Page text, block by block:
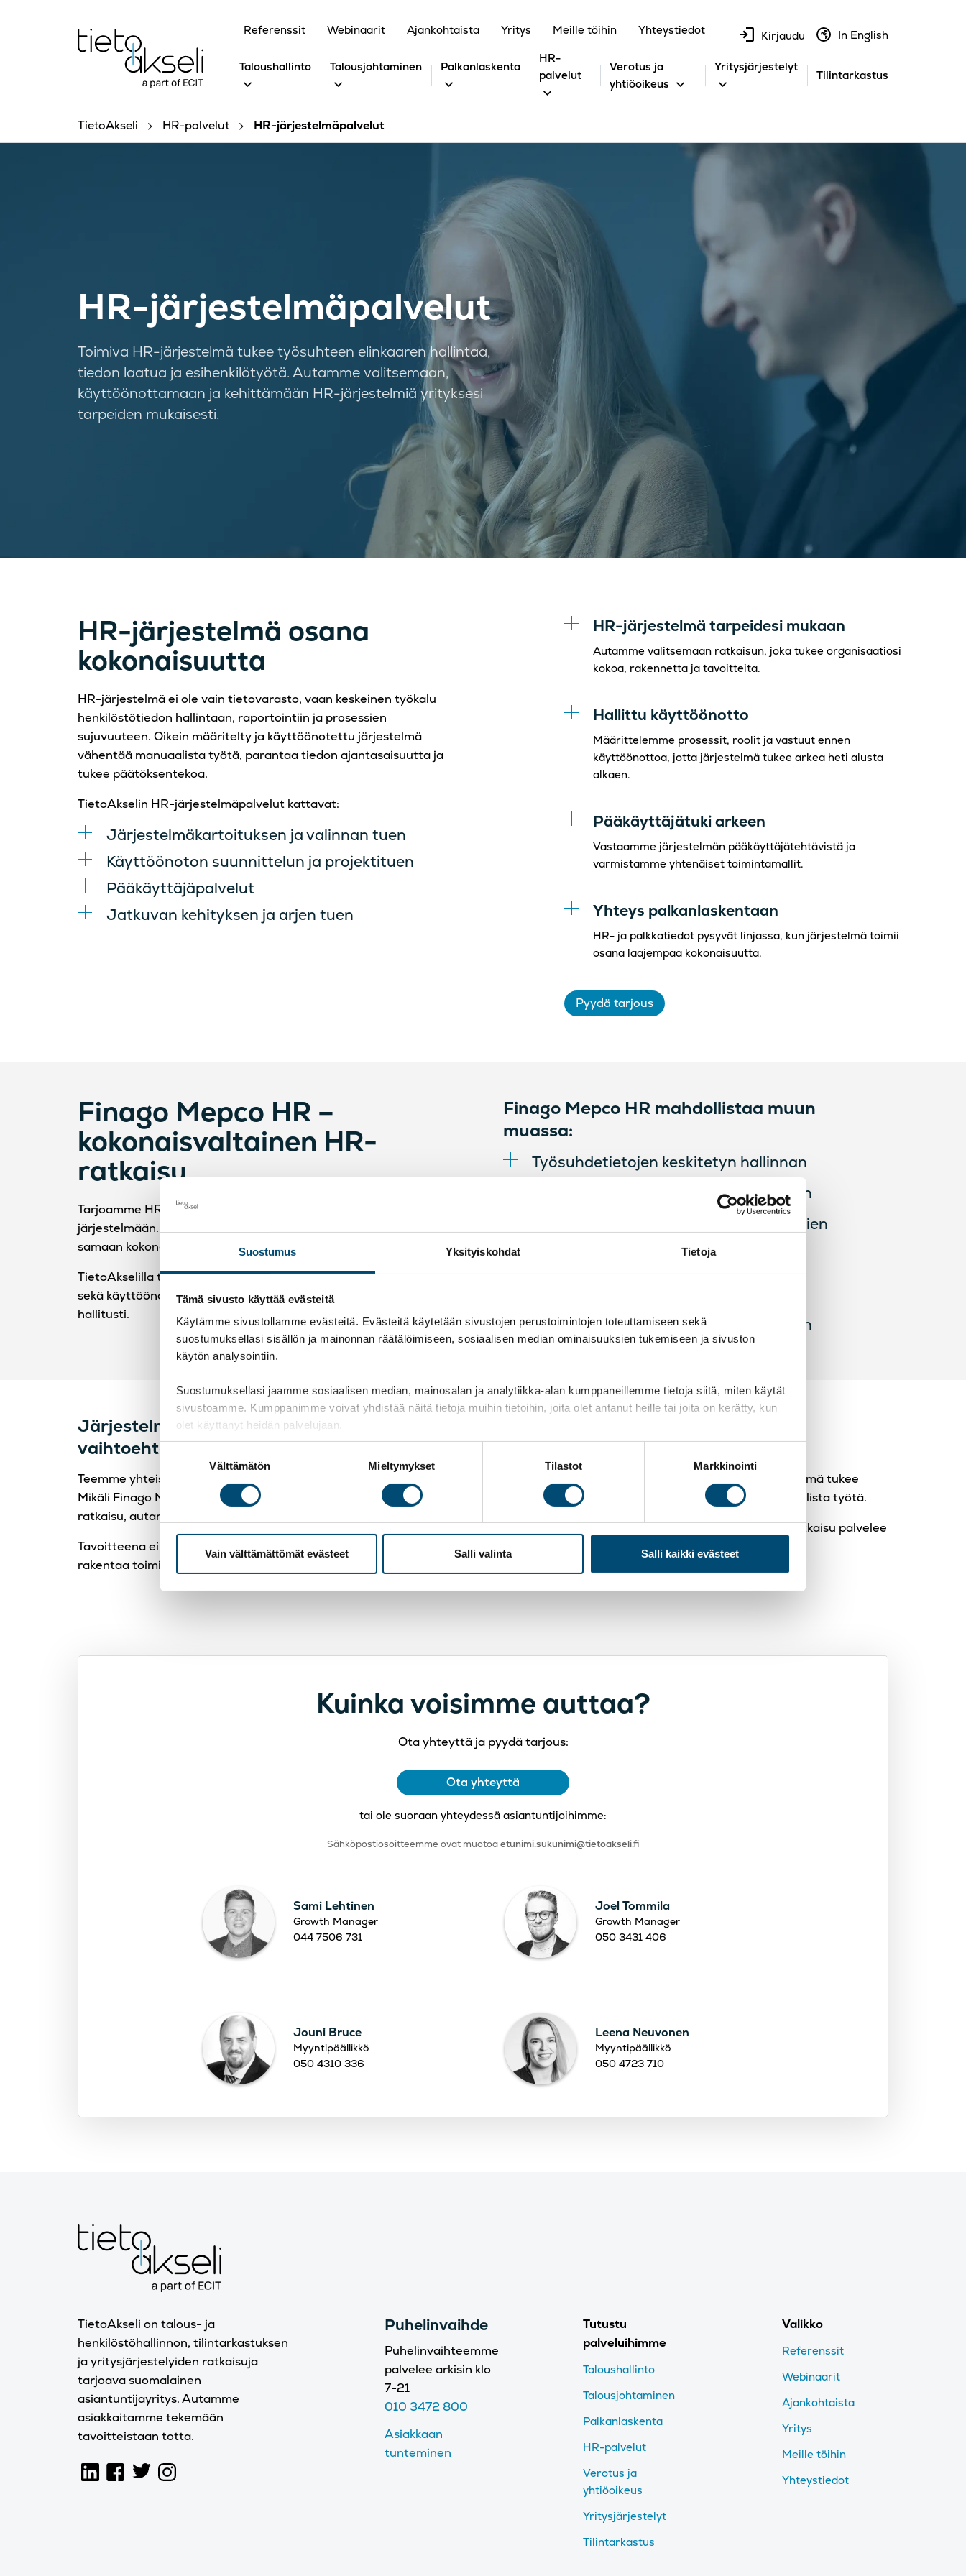
Suostumus Yksityiskohdat Tietoja
Tämä sivusto käyttää evästeitä
Käytämme sivustollamme evästeitä. Evästeitä käytetään sivustojen perustoimintojen toteuttamiseen sekä
suostumuksellasi sisällön ja mainonnan räätälöimiseen, sosiaalisen median ominaisuuksien tukemiseen ja sivuston
käytön analysointiin.
Suostumuksellasi jaamme sosiaalisen median, mainosalan ja analytiikka-alan kumppaneillemme tietoja siitä, miten käytät
sivustoamme. Kumppanimme voivat yhdistää näitä tietoja muihin tietoihin, joita olet antanut heille tai joita on kerätty, kun
olet käyttänyt heidän palvelujaan.
Välttämätön Mieltymykset Tilastot Markkinointi
Vain välttämättömät evästeet Salli valinta Salli kaikki evästeet
Referenssit Webinaarit Ajankohtaista Yritys Meille töihin Yhteystiedot Kirjaudu In English
Taloushallinto Talousjohtaminen Palkanlaskenta
HR-
palvelut
Verotus ja
yhtiöoikeus
Yritysjärjestelyt
Tilintarkastus
TietoAkseli HR-palvelut HR-järjestelmäpalvelut
HR-järjestelmäpalvelut
Toimiva HR-järjestelmä tukee työsuhteen elinkaaren hallintaa,
tiedon laatua ja esihenkilötyötä. Autamme valitsemaan,
käyttöönotta­maan ja kehittämään HR-järjestelmiä yrityksesi
tarpeiden mukaisesti.
HR-järjestelmä osana
kokonaisuutta
HR-järjestelmä ei ole vain tietovarasto, vaan keskeinen työkalu
henkilöstötiedon hallintaan, raportointiin ja prosessien
sujuvuuteen. Oikein määritelty ja käyttöönotettu järjestelmä
vähentää manuaalista työtä, parantaa tiedon ajantasaisuutta ja
tukee päätöksentekoa.
TietoAkselin HR-järjestelmäpalvelut kattavat:
Järjestelmäkartoituksen ja valinnan tuen
Käyttöönoton suunnittelun ja projektituen
Pääkäyttäjäpalvelut
Jatkuvan kehityksen ja arjen tuen
HR-järjestelmä tarpeidesi mukaan
Autamme valitsemaan ratkaisun, joka tukee organisaatiosi
kokoa, rakennetta ja tavoitteita.
Hallittu käyttöönotto
Määrittelemme prosessit, roolit ja vastuut ennen
käyttöönottoa, jotta järjestelmä tukee arkea heti alusta
alkaen.
Pääkäyttäjätuki arkeen
Vastaamme järjestelmän pääkäyttäjätehtävistä ja
varmistamme yhtenäiset toimintamallit.
Yhteys palkanlaskentaan
HR- ja palkkatiedot pysyvät linjassa, kun järjestelmä toimii
osana laajempaa kokonaisuutta.
Pyydä tarjous
Finago Mepco HR –
kokonaisvaltainen HR-
ratkaisu
Tarjoamme HR-järjestelmäpalveluita erityisesti Finago Mepco HR -
järjestelmään. Se yhdistää henkilöstöhallinnon ja palkanlaskennan
samaan kokonaisuuteen ja tukee työsuhteen koko elinkaarta.
TietoAkselilla tarjoammeFinagoMepcoontäyden pääkäyttäjätuen
sekä käyttöönottoprojektien läpiviennin suunnitelmallisesti ja
hallitusti.
Finago Mepco HR mahdollistaa muun
muassa:
Työsuhdetietojen keskitetyn hallinnan
Dokumenttien ja sopimusten hallinnan
Kehityskeskustelujen ja osaamisprofiilien
Esihenkilöiden ja henkilöstön
HR-raportoinnin ja tiedolla johtamisen
Järjestelmäkumppaniverkosto ja
vaihtoehtoiset ratkaisut
Teemme yhteistyötä useiden järjestelmäkumppaneiden kanssa.
Mikäli Finago Mepco HR ei ole yrityksellenne tarkoituksenmukaisin
ratkaisu, autamme arvioimaan myös muita vaihtoehtoja.
Tavoitteena ei ole valita järjestelmää järjestelmän vuoksi, vaan
rakentaa toimiva ja kestävä HR-kokonaisuus.
järjestelmäkokonaisuus
Oikein valittu ja hallitusti käyttöönotettu HR-järjestelmä tukee
henkilöstöprosessien sujuvuutta ja vähentää manuaalista työtä.
Ota yhteyttä – keskustellaan, mikä HR-järjestelmäratkaisu palvelee
Kuinka voisimme auttaa?
Ota yhteyttä ja pyydä tarjous:
Ota yhteyttä
tai ole suoraan yhteydessä asiantuntijoihimme:
Sähköpostiosoitteemme ovat muotoaetunimi.sukunimi@tietoakseli.fi
Sami Lehtinen
Growth Manager
044 7506 731
Joel Tommila
Growth Manager
050 3431 406
Jouni Bruce
Myyntipäällikkö
050 4310 336
Leena Neuvonen
Myyntipäällikkö
050 4723 710
TietoAkseli on talous- ja
henkilöstöhallinnon, tilintarkastuksen
ja yritysjärjestelyiden ratkaisuja
tarjoava suomalainen
asiantuntijayritys. Autamme
asiakkaitamme tekemään
tavoitteistaan totta.
Puhelinvaihde
Puhelinvaihteemme
palvelee arkisin klo
7-21
010 3472 800
Asiakkaan
tunteminen
Tutustu
palveluihimme
Taloushallinto
Talousjohtaminen
Palkanlaskenta
HR-palvelut
Verotus ja
yhtiöoikeus
Yritysjärjestelyt
Tilintarkastus
Valikko
Referenssit
Webinaarit
Ajankohtaista
Yritys
Meille töihin
Yhteystiedot